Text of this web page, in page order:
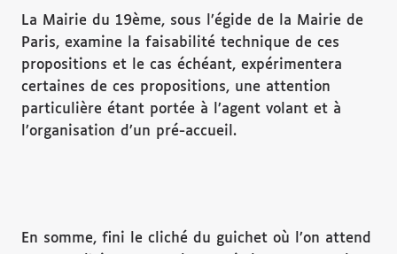
La Mairie du 19ème, sous l’égide de la Mairie de
Paris, examine la faisabilité technique de ces
propositions et le cas échéant, expérimentera
certaines de ces propositions, une attention
particulière étant portée à l’agent volant et à
l’organisation d’un pré-accueil.
En somme, fini le cliché du guichet où l’on attend